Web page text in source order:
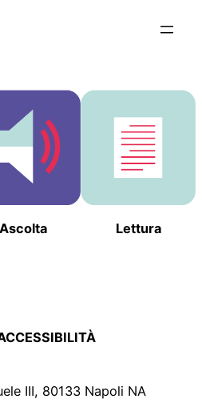
Ascolta
Lettura
III, 80133 Napoli NA